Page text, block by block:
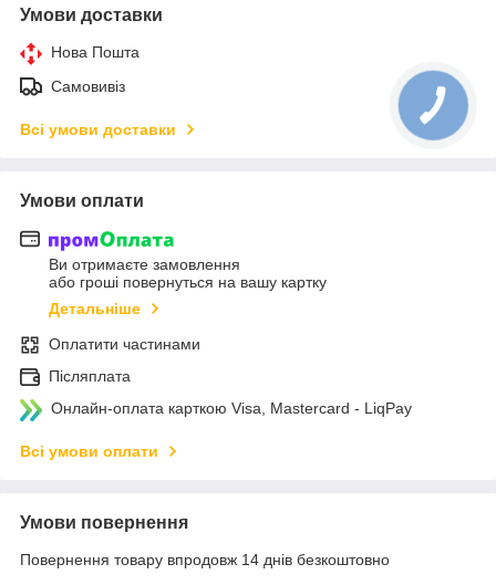
Умови доставки
Нова Пошта
Самовивіз
Всі умови доставки
Умови оплати
Ви отримаєте замовлення
або гроші повернуться на вашу картку
Детальніше
Оплатити частинами
Післяплата
Онлайн-оплата карткою Visa, Mastercard - LiqPay
Всі умови оплати
Умови повернення
Повернення товару впродовж 14 днів безкоштовно